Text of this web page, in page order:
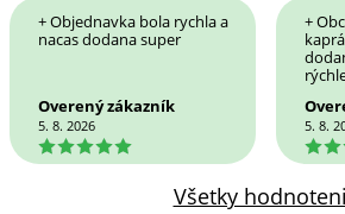
+ Objednavka bola rychla a
nacas dodana super
Overený zákazník
5. 8. 2026
5
+
5. 8.
5
Všetky